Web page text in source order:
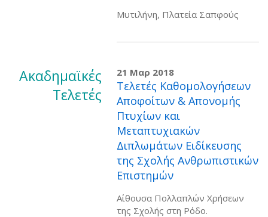
Μυτιλήνη, Πλατεία Σαπφούς
Ακαδημαϊκές
Τελετές
21 Μαρ 2018
Τελετές Καθομολογήσεων
Αποφοίτων & Απονομής
Πτυχίων και
Μεταπτυχιακών
Διπλωμάτων Ειδίκευσης
της Σχολής Ανθρωπιστικών
Επιστημών
Αίθουσα Πολλαπλών Χρήσεων
της Σχολής στη Ρόδο.